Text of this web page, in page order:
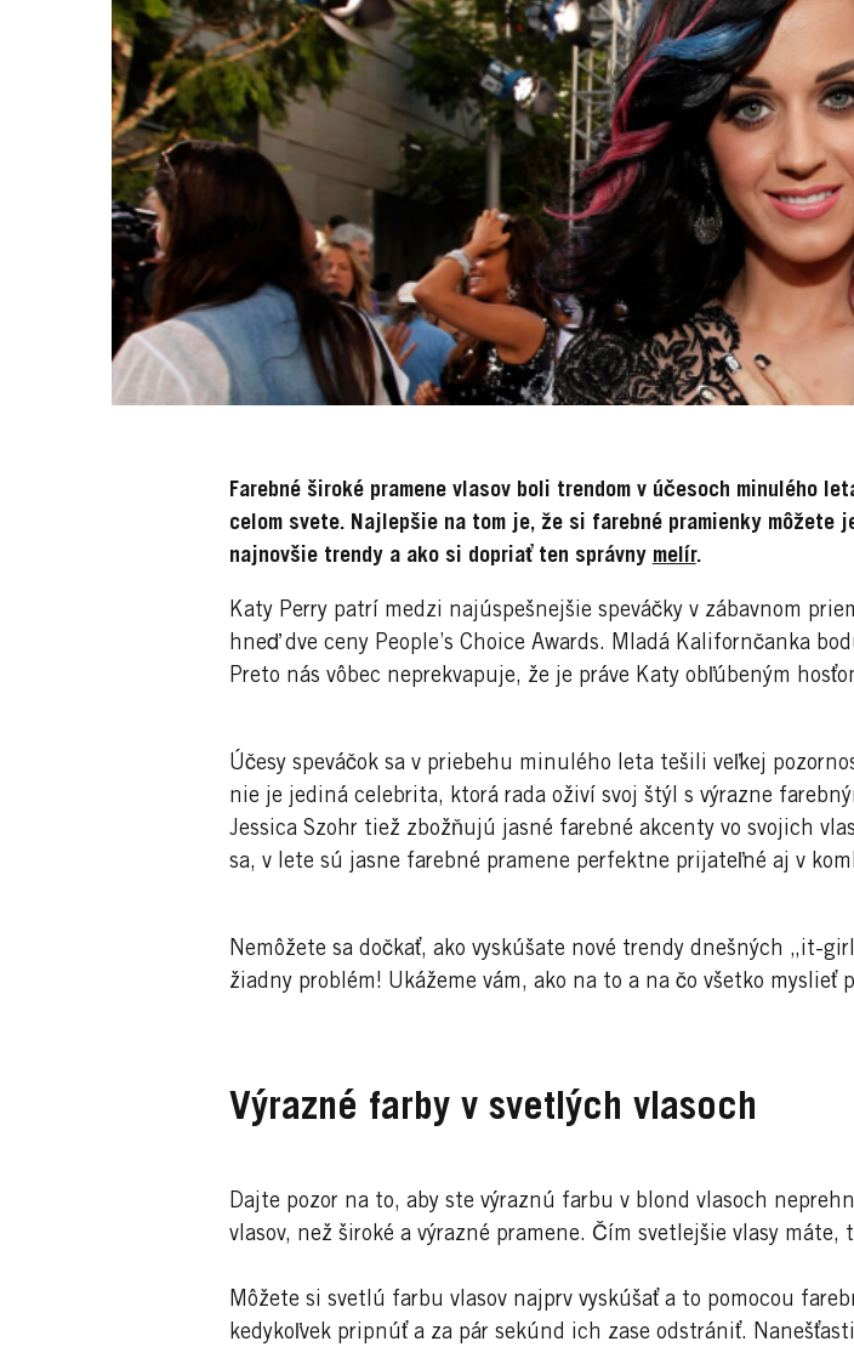
Farebné široké pramene vlasov boli trendom v účesoch minulého
celom svete. Najlepšie na tom je, že si farebné pramienky môžete
najnovšie trendy a ako si dopriať ten správny melír.
Katy Perry patrí medzi najúspešnejšie speváčky v zábavnom
hneď dve ceny People’s Choice Awards. Mladá Kalifornčanka
Preto nás vôbec neprekvapuje, že je práve Katy obľúbeným
Účesy speváčok sa v priebehu minulého leta tešili veľkej
nie je jediná celebrita, ktorá rada oživí svoj štýl s výrazne
Jessica Szohr tiež zbožňujú jasné farebné akcenty vo svojich
sa, v lete sú jasne farebné pramene perfektne prijateľné aj v
Nemôžete sa dočkať, ako vyskúšate nové trendy dnešných „it-
žiadny problém! Ukážeme vám, ako na to a na čo všetko myslieť
Výrazné farby v svetlých vlasoch
Dajte pozor na to, aby ste výraznú farbu v blond vlasoch
vlasov, než široké a výrazné pramene. Čím svetlejšie vlasy
Môžete si svetlú farbu vlasov najprv vyskúšať a to pomocou
kedykoľvek pripnúť a za pár sekúnd ich zase odstrániť.